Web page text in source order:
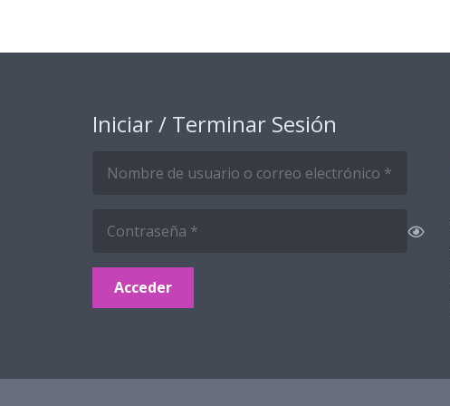
Iniciar / Terminar Sesión
Acceder